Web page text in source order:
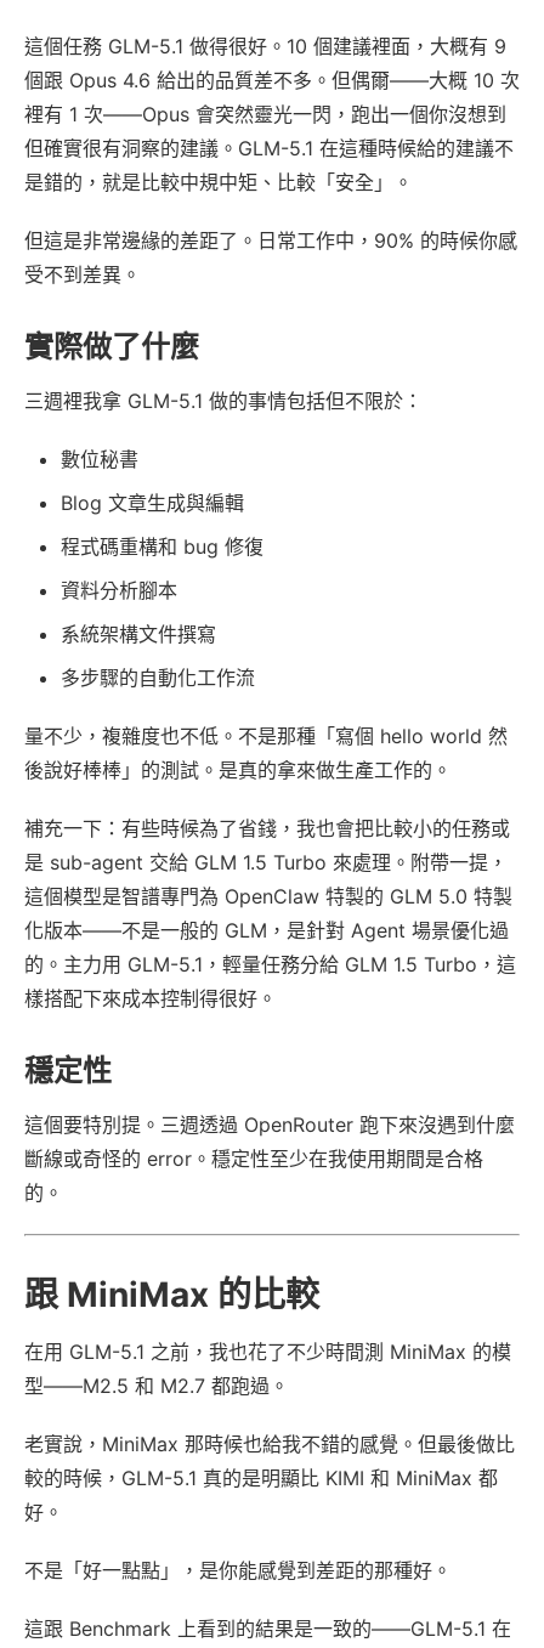
這個任務 GLM-5.1 做得很好。10 個建議裡面，大概有 9
個跟 Opus 4.6 給出的品質差不多。但偶爾——大概 10 次
裡有 1 次——Opus 會突然靈光一閃，跑出一個你沒想到
但確實很有洞察的建議。GLM-5.1 在這種時候給的建議不
是錯的，就是比較中規中矩、比較「安全」。
但這是非常邊緣的差距了。日常工作中，90% 的時候你感
受不到差異。
實際做了什麼
三週裡我拿 GLM-5.1 做的事情包括但不限於：
數位秘書
Blog 文章生成與編輯
程式碼重構和 bug 修復
資料分析腳本
系統架構文件撰寫
多步驟的自動化工作流
量不少，複雜度也不低。不是那種「寫個 hello world 然
後說好棒棒」的測試。是真的拿來做生產工作的。
補充一下：有些時候為了省錢，我也會把比較小的任務或
是 sub-agent 交給 GLM 1.5 Turbo 來處理。附帶一提，
這個模型是智譜專門為 OpenClaw 特製的 GLM 5.0 特製
化版本——不是一般的 GLM，是針對 Agent 場景優化過
的。主力用 GLM-5.1，輕量任務分給 GLM 1.5 Turbo，這
樣搭配下來成本控制得很好。
穩定性
這個要特別提。三週透過 OpenRouter 跑下來沒遇到什麼
斷線或奇怪的 error。穩定性至少在我使用期間是合格
的。
跟 MiniMax 的比較
在用 GLM-5.1 之前，我也花了不少時間測 MiniMax 的模
型——M2.5 和 M2.7 都跑過。
老實說，MiniMax 那時候也給我不錯的感覺。但最後做比
較的時候，GLM-5.1 真的是明顯比 KIMI 和 MiniMax 都
好。
不是「好一點點」，是你能感覺到差距的那種好。
這跟 Benchmark 上看到的結果是一致的——GLM-5.1 在